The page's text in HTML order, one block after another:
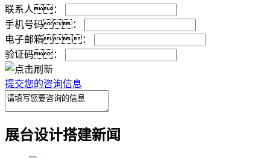
联系人：
手机号码：
电子邮箱：
验证码：
提交您的咨询信息
展台设计搭建新闻